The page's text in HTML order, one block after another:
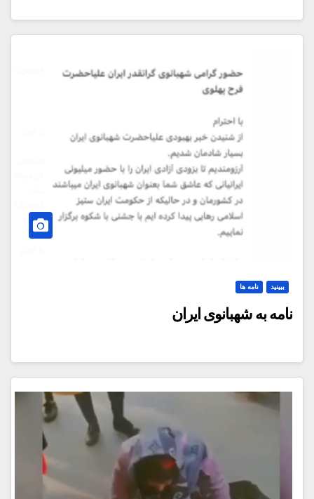
ببینید نامه ها
نامه به شهبانوی ایران